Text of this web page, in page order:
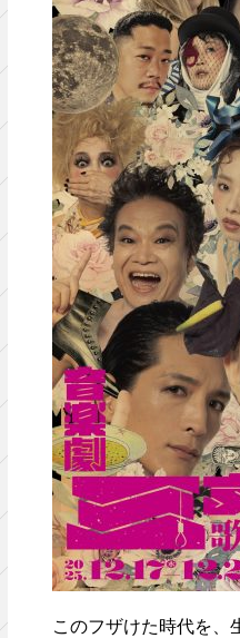
このフザけた時代を、